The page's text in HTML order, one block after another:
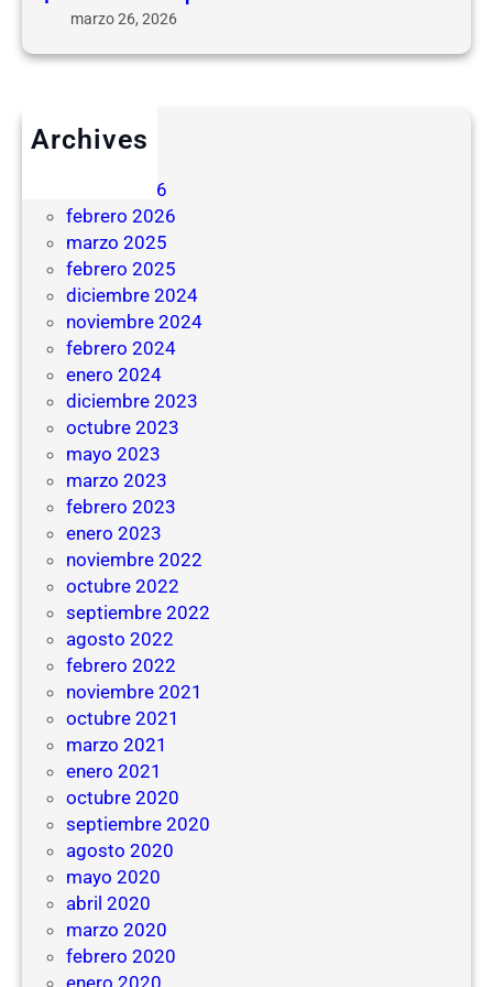
marzo 26, 2026
Archives
marzo 2026
febrero 2026
marzo 2025
febrero 2025
diciembre 2024
noviembre 2024
febrero 2024
enero 2024
diciembre 2023
octubre 2023
mayo 2023
marzo 2023
febrero 2023
enero 2023
noviembre 2022
octubre 2022
septiembre 2022
agosto 2022
febrero 2022
noviembre 2021
octubre 2021
marzo 2021
enero 2021
octubre 2020
septiembre 2020
agosto 2020
mayo 2020
abril 2020
marzo 2020
febrero 2020
enero 2020